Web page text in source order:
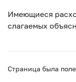
Имеющиеся
слагаемых
Страница была